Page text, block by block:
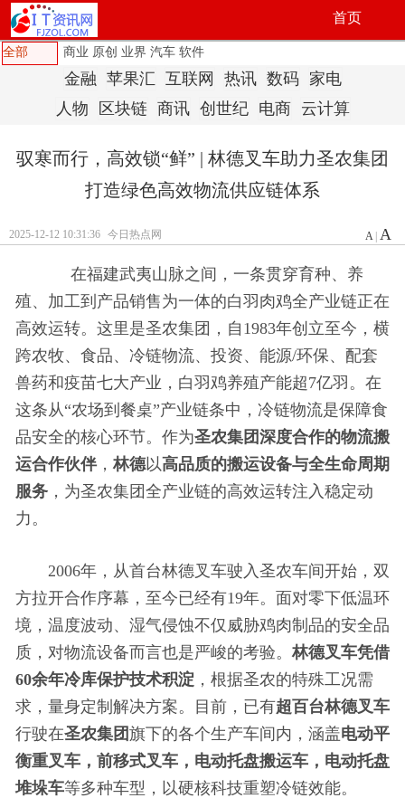
首页
全部 商业 原创 业界 汽车 软件
金融 苹果汇 互联网 热讯 数码
家电
人物
区块链 商讯 创世纪 电商 云计算
驭寒而行，高效锁“鲜” | 林德叉车助力圣农集团
打造绿色高效物流供应链体系
2025-12-12 10:31:36 今日热点网 A| A
在福建武夷山脉之间，一条贯穿育种、养
殖、加工到产品销售为一体的白羽肉鸡全产业链正在
高效运转。这里是圣农集团，自1983年创立至今，横
跨农牧、食品、冷链物流、 投资、能源/环保、配套
兽药和疫苗七大产业，白羽鸡养殖产能超7亿羽。在
这条从“农场到餐桌”产业链条中，冷链物流是保障食
品安全的核心环节。作为圣农集团深度合作的物流搬
运合作伙伴，林德以高品质的搬运设备与全生命周期
服务 ，为圣农集团全产业链的高效运转注入稳定动
力。
2006年，从首台林德叉车驶入圣农车间开始，双
方拉开合作序幕，至今已经有19年。面对零下低温环
境，温度波动、湿气侵蚀不仅威胁鸡肉制品的安全品
质，对物流设备而言也是严峻的考验。林德叉车凭借
60余年冷库保护技术积淀 ，根据圣农的特殊工况需
求，量身定制解决方案。目前，已有超百台林德叉车
行驶在圣农集团旗下的各个生产车间内，涵盖电动平
衡重叉车，前移式叉车，电动托盘搬运车，电动托盘
堆垛车等多种车型，以硬核科技重塑冷链效能。